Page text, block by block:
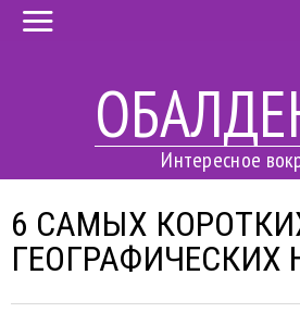
Интересное
6 САМЫХ
ГЕОГРАФИЧЕСКИХ